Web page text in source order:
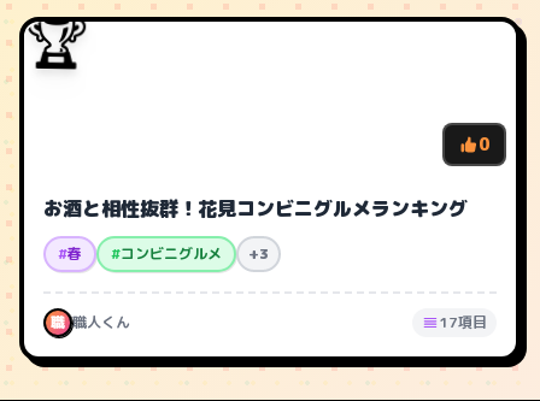
🏆
0
お酒と相性抜群！花見コンビニグルメランキング
#春 #コンビニグルメ +3
職 職人くん 17項目